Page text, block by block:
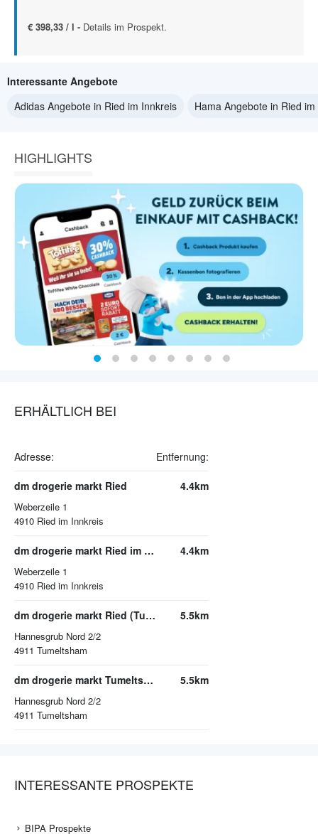
€ 398,33 / l - Details im Prospekt.
Interessante Angebote
Adidas Angebote in Ried im Innkreis
Hama Angebote in Ried
HIGHLIGHTS
ERHÄLTLICH BEI
Adresse: Entfernung:
dm drogerie markt Ried
Weberzeile 1
4910 Ried im Innkreis
4.4km
dm drogerie markt Ried im Innkreis
Weberzeile 1
4910 Ried im Innkreis
4.4km
dm drogerie markt Ried (Tumeltsham)
Hannesgrub Nord 2/2
4911 Tumeltsham
5.5km
dm drogerie markt Tumeltsham
Hannesgrub Nord 2/2
4911 Tumeltsham
5.5km
INTERESSANTE PROSPEKTE
BIPA Prospekte